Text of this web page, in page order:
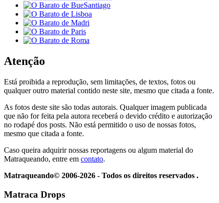
Atenção
Está proibida a reprodução, sem limitações, de textos, fotos ou
qualquer outro material contido neste site, mesmo que citada a fonte.
As fotos deste site são todas autorais. Qualquer imagem publicada
que não for feita pela autora receberá o devido crédito e autorização
no rodapé dos posts. Não está permitido o uso de nossas fotos,
mesmo que citada a fonte.
Caso queira adquirir nossas reportagens ou algum material do
Matraqueando, entre em contato.
Matraqueando© 2006-2026 - Todos os direitos reservados .
Matraca Drops